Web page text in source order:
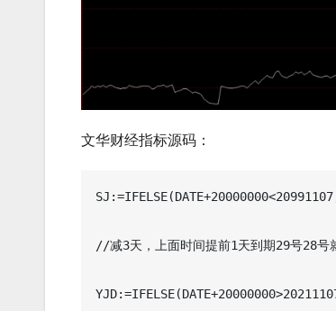
文华财经指标源码：
//减3天，上面时间提前1天到期29号28号